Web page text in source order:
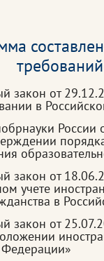
закон от
в
России
закон от
учете
в
закон от